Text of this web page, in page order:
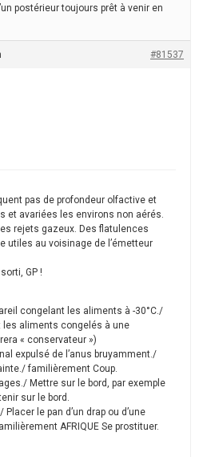
postérieur toujours prêt à venir en
#81537
pas de profondeur olfactive et
et avariées les environs non aérés.
rejets gazeux. Des flatulences
utiles au voisinage de l’émetteur
GP !
congelant les aliments à -30°C./
les aliments congelés à une
« conservateur »)
expulsé de l’anus bruyamment./
familièrement Coup.
Mettre sur le bord, par exemple
sur le bord.
le pan d’un drap ou d’une
AFRIQUE Se prostituer.